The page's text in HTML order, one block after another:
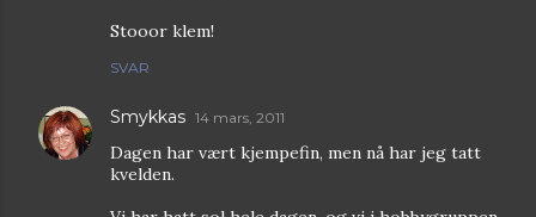
Stooor klem!
SVAR
Smykkas 14 mars, 2011
Dagen har vært kjempefin, men nå har jeg tatt
kvelden.